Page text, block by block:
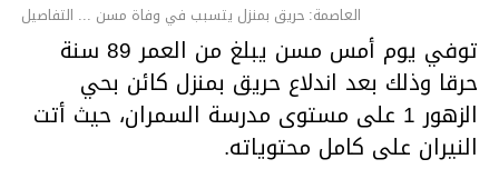
العاصمة: حريق بمنزل يتسبب في وفاة مسن ... التفاصيل
توفي يوم أمس مسن يبلغ من العمر 89 سنة
حرقا وذلك بعد اندلاع حريق بمنزل كائن بحي
الزهور 1 على مستوى مدرسة السمران، حيث أتت
النيران على كامل محتوياته.